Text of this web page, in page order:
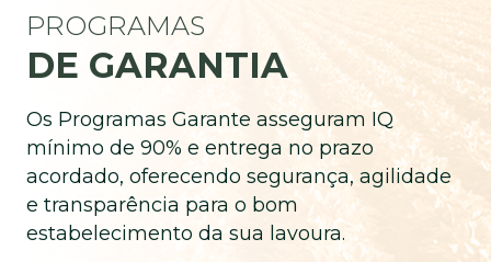
PROGRAMAS
DE GARANTIA
Os Programas Garante asseguram IQ
mínimo de 90% e entrega no prazo
acordado, oferecendo segurança, agilidade
e transparência para o bom
estabelecimento da sua lavoura.